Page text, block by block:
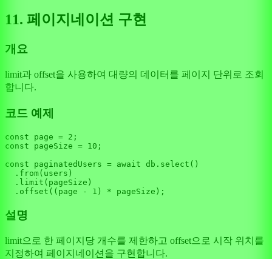
11. 페이지네이션 구현
개요
limit과 offset을 사용하여 대량의 데이터를 페이지 단위로 조회
합니다.
코드 예제
const page = 2
const pageSize = 10 ;
const paginatedUsers = await db. select ()
  .
from(users)
  .
limit (pageSize)
  .
offset ((page - 1
설명
limit으로 한 페이지당 개수를 제한하고 offset으로 시작 위치를
지정하여 페이지네이션을 구현합니다.